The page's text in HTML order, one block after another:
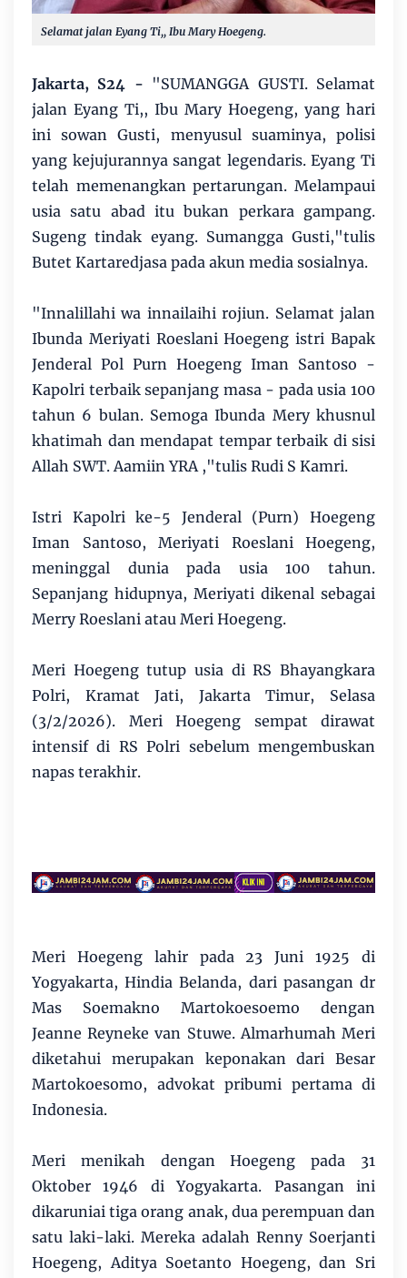
Selamat jalan Eyang Ti,, Ibu Mary Hoegeng.
Jakarta, S24 - "SUMANGGA GUSTI. Selamat
jalan Eyang Ti,, Ibu Mary Hoegeng, yang hari
ini sowan Gusti, menyusul suaminya, polisi
yang kejujurannya sangat legendaris. Eyang Ti
telah memenangkan pertarungan. Melampaui
usia satu abad itu bukan perkara gampang.
Sugeng tindak eyang. Sumangga Gusti,"tulis
Butet Kartaredjasa pada akun media sosialnya.
"Innalillahi wa innailaihi rojiun. Selamat jalan
Ibunda Meriyati Roeslani Hoegeng istri Bapak
Jenderal Pol Purn Hoegeng Iman Santoso -
Kapolri terbaik sepanjang masa - pada usia 100
tahun 6 bulan. Semoga Ibunda Mery khusnul
khatimah dan mendapat tempar terbaik di sisi
Allah SWT. Aamiin YRA ,"tulis Rudi S Kamri.
Istri Kapolri ke-5 Jenderal (Purn) Hoegeng
Iman Santoso, Meriyati Roeslani Hoegeng,
meninggal dunia pada usia 100 tahun.
Sepanjang hidupnya, Meriyati dikenal sebagai
Merry Roeslani atau Meri Hoegeng.
Meri Hoegeng tutup usia di RS Bhayangkara
Polri, Kramat Jati, Jakarta Timur, Selasa
(3/2/2026). Meri Hoegeng sempat dirawat
intensif di RS Polri sebelum mengembuskan
napas terakhir.
Meri Hoegeng lahir pada 23 Juni 1925 di
Yogyakarta, Hindia Belanda, dari pasangan dr
Mas Soemakno Martokoesoemo dengan
Jeanne Reyneke van Stuwe. Almarhumah Meri
diketahui merupakan keponakan dari Besar
Martokoesomo, advokat pribumi pertama di
Indonesia.
Meri menikah dengan Hoegeng pada 31
Oktober 1946 di Yogyakarta. Pasangan ini
dikaruniai tiga orang anak, dua perempuan dan
satu laki-laki. Mereka adalah Renny Soerjanti
Hoegeng, Aditya Soetanto Hoegeng, dan Sri